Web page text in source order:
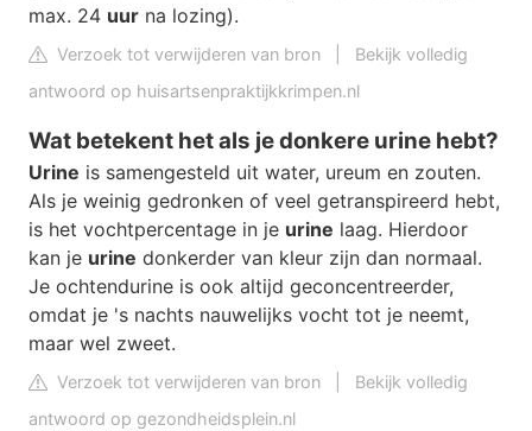
max. 24 uur na lozing).
Verzoek tot verwijderen van bron
Bekijk volledig
antwoord op huisartsenpraktijkkrimpen.nl
Wat betekent het als je donkere urine hebt?
Urine is samengesteld uit water, ureum en zouten.
Als je weinig gedronken of veel getranspireerd hebt,
is het vochtpercentage in je urine laag. Hierdoor
kan je urine donkerder van kleur zijn dan normaal.
Je ochtendurine is ook altijd geconcentreerder,
omdat je 's nachts nauwelijks vocht tot je neemt,
maar wel zweet.
Verzoek tot verwijderen van bron
Bekijk volledig
antwoord op gezondheidsplein.nl